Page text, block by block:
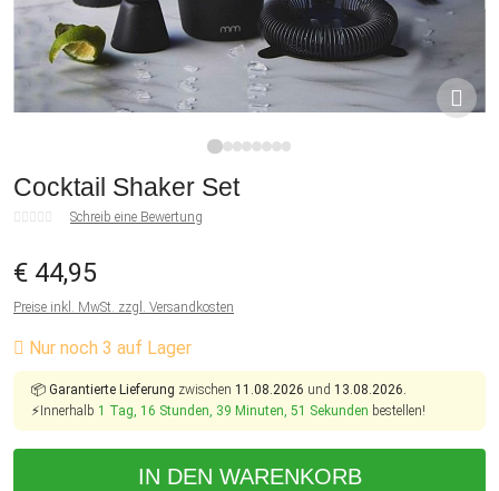
Cocktail Shaker Set
Schreib eine Bewertung
€ 44,95
Preise inkl. MwSt. zzgl. Versandkosten
Nur noch 3 auf Lager
📦 Garantierte Lieferung zwischen 11.08.2026 und 13.08.2026.
⚡Innerhalb 1 Tag, 16 Stunden, 39 Minuten, 51 Sekunden bestellen!
IN DEN WARENKORB